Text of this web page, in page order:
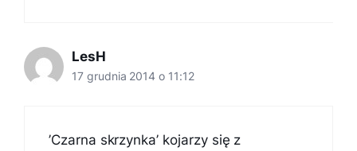
LesH
17 grudnia 2014 o 11:12
’Czarna skrzynka’ kojarzy się z